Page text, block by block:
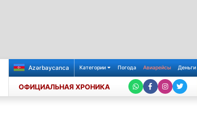
Azərbaycanca Категории Погода Авиарейсы Деньги
ОФИЦИАЛЬНАЯ ХРОНИКА